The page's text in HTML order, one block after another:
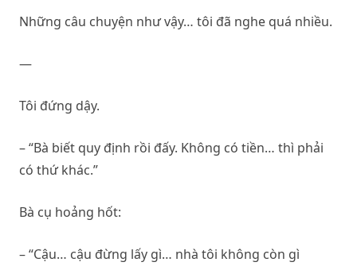
Những câu chuyện như vậy… tôi đã nghe quá nhiều.
—
Tôi đứng dậy.
– “Bà biết quy định rồi đấy. Không có tiền… thì phải
có thứ khác.”
Bà cụ hoảng hốt:
– “Cậu… cậu đừng lấy gì… nhà tôi không còn gì